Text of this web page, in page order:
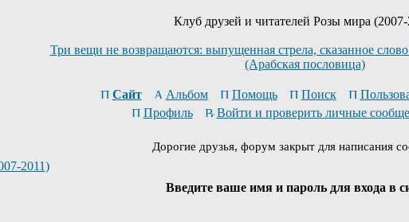
Клуб друзей и читателей Розы мира (2007-
Три вещи не возвращаются: выпущенная стрела, сказанное
(Арабская пословица)
Сайт Альбом Помощь Поиск
Профиль
Войти и проверить личные
Дорогие друзья, форум закрыт для написания
2011)
Введите ваше имя и пароль для входа в